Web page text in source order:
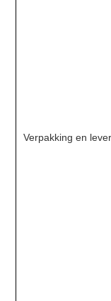
Verpakking en